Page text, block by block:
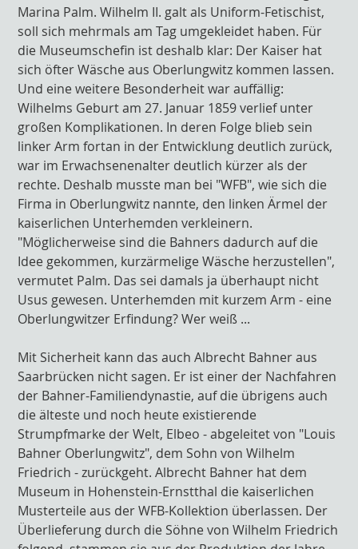
Marina Palm. Wilhelm II. galt als Uniform-Fetischist,
soll sich mehrmals am Tag umgekleidet haben. Für
die Museumschefin ist deshalb klar: Der Kaiser hat
sich öfter Wäsche aus Oberlungwitz kommen lassen.
Und eine weitere Besonderheit war auffällig:
Wilhelms Geburt am 27. Januar 1859 verlief unter
großen Komplikationen. In deren Folge blieb sein
linker Arm fortan in der Entwicklung deutlich zurück,
war im Erwachsenenalter deutlich kürzer als der
rechte. Deshalb musste man bei "WFB", wie sich die
Firma in Oberlungwitz nannte, den linken Ärmel der
kaiserlichen Unterhemden verkleinern.
"Möglicherweise sind die Bahners dadurch auf die
Idee gekommen, kurzärmelige Wäsche herzustellen",
vermutet Palm. Das sei damals ja überhaupt nicht
Usus gewesen. Unterhemden mit kurzem Arm - eine
Oberlungwitzer Erfindung? Wer weiß ...
Mit Sicherheit kann das auch Albrecht Bahner aus
Saarbrücken nicht sagen. Er ist einer der Nachfahren
der Bahner-Familiendynastie, auf die übrigens auch
die älteste und noch heute existierende
Strumpfmarke der Welt, Elbeo - abgeleitet von "Louis
Bahner Oberlungwitz", dem Sohn von Wilhelm
Friedrich - zurückgeht. Albrecht Bahner hat dem
Museum in Hohenstein-Ernstthal die kaiserlichen
Musterteile aus der WFB-Kollektion überlassen. Der
Überlieferung durch die Söhne von Wilhelm Friedrich